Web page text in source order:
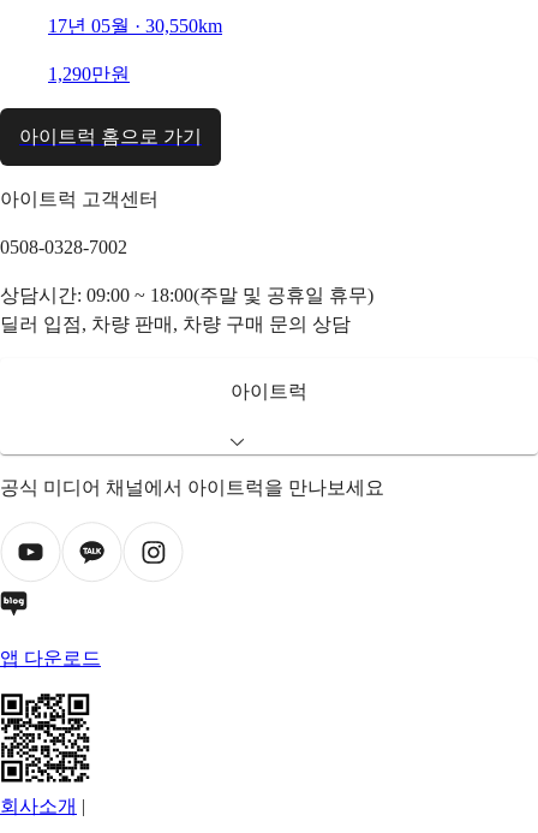
17년 05월 · 30,550km
1,290만원
아이트럭 홈으로 가기
아이트럭 고객센터
0508-0328-7002
상담시간: 09:00 ~ 18:00(주말 및 공휴일 휴무)
딜러 입점, 차량 판매, 차량 구매 문의 상담
아이트럭
공식 미디어 채널에서 아이트럭을 만나보세요
앱 다운로드
회사소개 |